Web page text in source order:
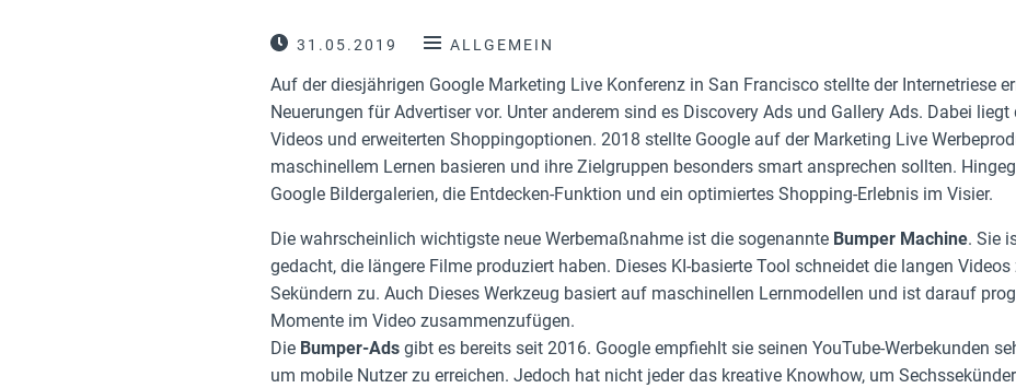
31.05.2019 ALLGEMEIN
Auf der diesjährigen Google Marketing Live Konferenz in San Francisco stellte der Internetriese
Neuerungen für Advertiser vor. Unter anderem sind es Discovery Ads und Gallery Ads. Dabei
Videos und erweiterten Shoppingoptionen. 2018 stellte Google auf der Marketing Live
maschinellem Lernen basieren und ihre Zielgruppen besonders smart ansprechen sollten.
Google Bildergalerien, die Entdecken-Funktion und ein optimiertes Shopping-Erlebnis im Visier.
Die wahrscheinlich wichtigste neue Werbemaßnahme ist die sogenannte Bumper Machine. Sie
gedacht, die längere Filme produziert haben. Dieses KI-basierte Tool schneidet die langen
Sekündern zu. Auch Dieses Werkzeug basiert auf maschinellen Lernmodellen und ist darauf
Momente im Video zusammenzufügen.
Die Bumper-Ads gibt es bereits seit 2016. Google empfiehlt sie seinen YouTube-Werbekunden
um mobile Nutzer zu erreichen. Jedoch hat nicht jeder das kreative Knowhow, um